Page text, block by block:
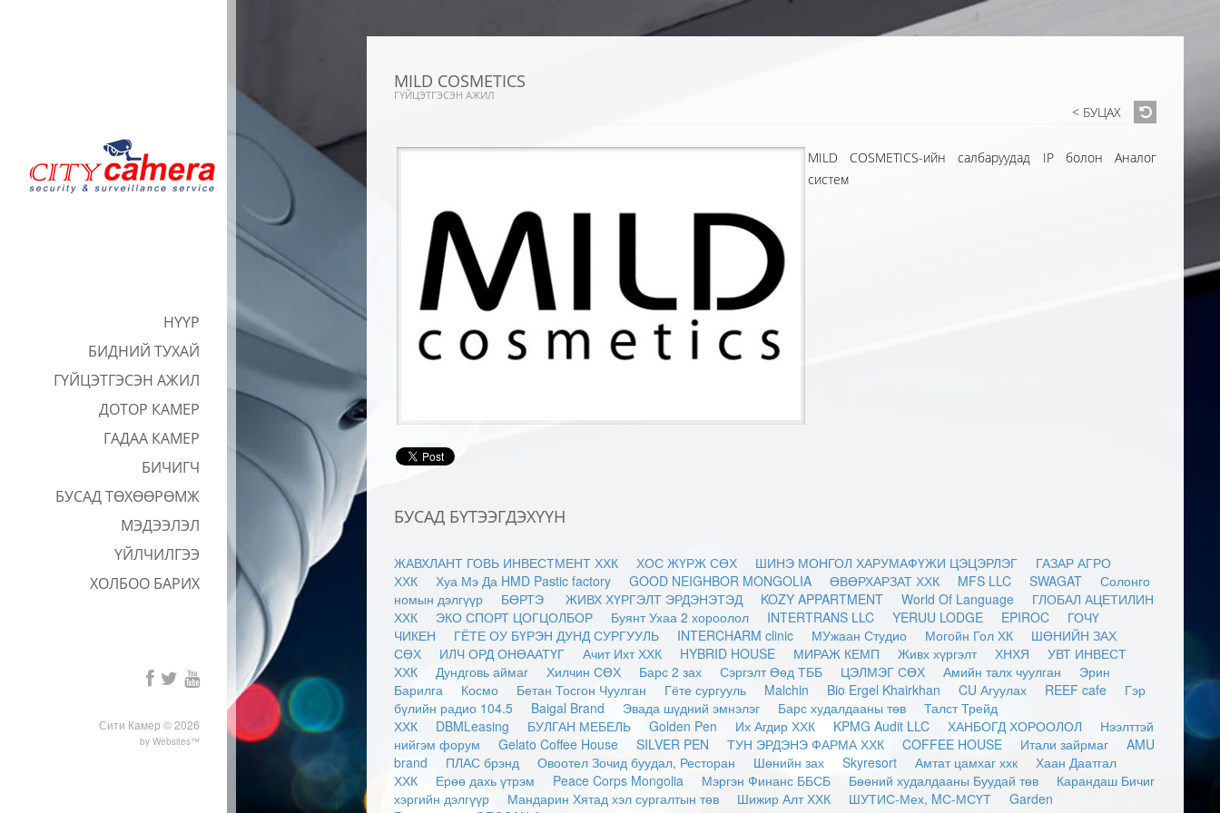
НҮҮР
БИДНИЙ ТУХАЙ
ГҮЙЦЭТГЭСЭН АЖИЛ
ДОТОР КАМЕР
ГАДАА КАМЕР
БИЧИГЧ
БУСАД ТӨХӨӨРӨМЖ
МЭДЭЭЛЭЛ
ҮЙЛЧИЛГЭЭ
ХОЛБОО БАРИХ
Сити Камер © 2026
by Websites™
MILD COSMETICS
ГҮЙЦЭТГЭСЭН АЖИЛ
< БУЦАХ
MILD COSMETICS-ийн салбаруудад IP болон Аналог
систем
БУСАД БҮТЭЭГДЭХҮҮН
ЖАВХЛАНТ ГОВЬ ИНВЕСТМЕНТ ХХК ХОС ЖҮРЖ СӨХ ШИНЭ МОНГОЛ ХАРУМАФҮЖИ ЦЭЦЭРЛЭГ
ГАЗАР АГРО
ХХК
Хуа Мэ Да HMD Pastic factory GOOD NEIGHBOR MONGOLIA ӨВӨРХАРЗАТ ХХК MFS LLC SWAGAT
Солонго
номын дэлгүүр
БӨРТЭ ЖИВХ ХҮРГЭЛТ ЭРДЭНЭТЭД KOZY APPARTMENT World Of Language
ГЛОБАЛ АЦЕТИЛИН
ХХК
ЭКО СПОРТ ЦОГЦОЛБОР Буянт Ухаа 2 хороолол INTERTRANS LLC YERUU LODGE EPIROC
ГОЧҮ
ЧИКЕН
ГЁТЕ ОУ БҮРЭН ДУНД СУРГУУЛЬ INTERCHARM clinic МУжаан Студио Могойн Гол ХК
ШӨНИЙН ЗАХ
СӨХ
ИЛЧ ОРД ОНӨААТҮГ Ачит Ихт ХХК HYBRID HOUSE МИРАЖ КЕМП Живх хүргэлт ХНХЯ
УВТ ИНВЕСТ
ХХК
Дундговь аймаг Хилчин СӨХ Барс 2 зах Сэргэлт Өөд ТББ ЦЭЛМЭГ СӨХ Амийн талх чуулган
Эрин
Барилга
Космо Бетан Тосгон Чуулган Гёте сургууль Malchin Bio Ergel Khairkhan CU Агуулах REEF cafe
Гэр
бүлийн радио 104.5
Baigal Brand Эвада шүдний эмнэлэг Барс худалдааны төв
Талст Трейд
ХХК
DBMLeasing БУЛГАН МЕБЕЛЬ Golden Pen Их Агдир ХХК KPMG Audit LLC ХАНБОГД ХОРООЛОЛ
Нээлттэй
нийгэм форум
Gelato Coffee House SILVER PEN ТУН ЭРДЭНЭ ФАРМА ХХК COFFEE HOUSE Итали зайрмаг
AMU
brand
ПЛАС брэнд Овоотел Зочид буудал, Ресторан Шөнийн зах Skyresort Амтат цамхаг ххк
Хаан Даатгал
ХХК
Ерөө дахь үтрэм Peace Corps Mongolia Мэргэн Финанс ББСБ Бөөний худалдааны Буудай төв
Карандаш Бичиг
хэргийн дэлгүүр
Мандарин Хятад хэл сургалтын төв Шижир Алт ХХК ШУТИС-Мех, MС-МСҮТ
Garden